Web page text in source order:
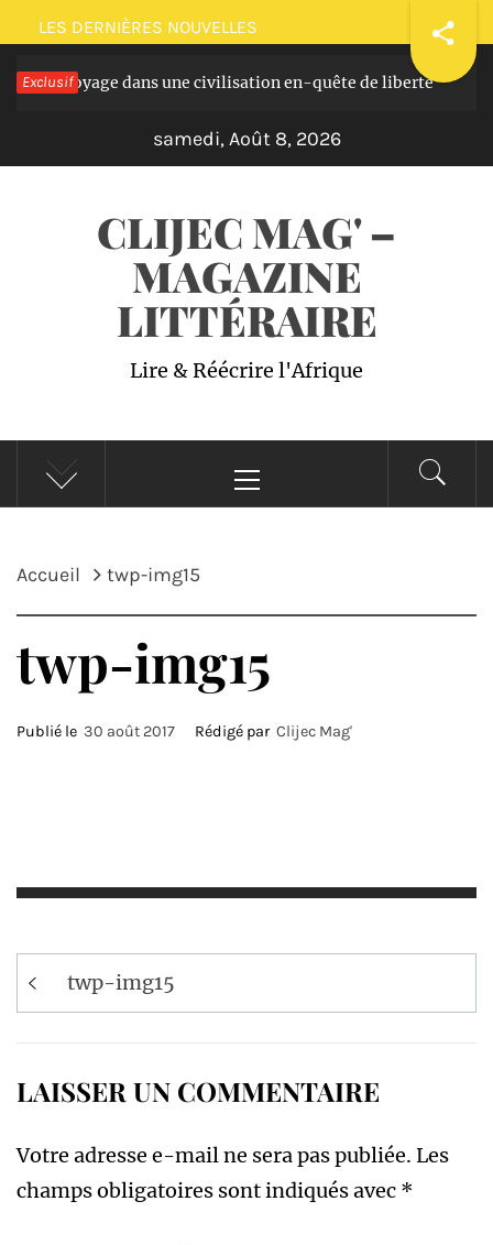
Passer
au
contenu
LES DERNIÈRES NOUVELLES
Exclusifvoyage dans une civilisation en-quête de liberté
samedi, Août 8, 2026
CLIJEC MAG' –
MAGAZINE
LITTÉRAIRE
Lire & Réécrire l'Afrique
principal
Accueil twp-img15
twp-img15
Publié le 30 août 2017 Rédigé par Clijec Mag'
Navigation
de
twp-img15
LAISSER UN COMMENTAIRE
Votre adresse e-mail ne sera pas publiée. Les
champs obligatoires sont indiqués avec *